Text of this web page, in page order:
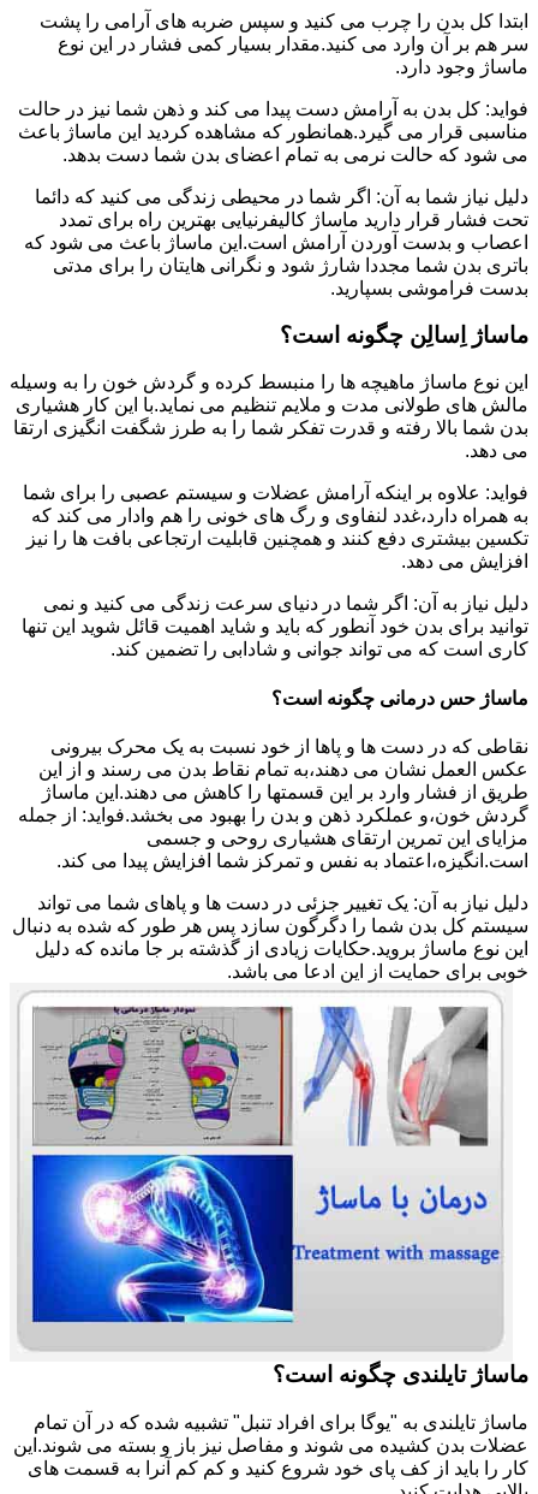
ابتدا کل بدن را چرب می کنید و سپس ضربه های آرامی را پشت
سر هم بر آن وارد می کنید.مقدار بسیار کمی فشار در این نوع
ماساژ وجود دارد.
فواید: کل بدن به آرامش دست پیدا می کند و ذهن شما نیز در حالت
مناسبی قرار می گیرد.همانطور که مشاهده کردید این ماساژ باعث
می شود که حالت نرمی به تمام اعضای بدن شما دست بدهد.
دلیل نیاز شما به آن: اگر شما در محیطی زندگی می کنید که دائما
تحت فشار قرار دارید ماساژ کالیفرنیایی بهترین راه برای تمدد
اعصاب و بدست آوردن آرامش است.این ماساژ باعث می شود که
باتری بدن شما مجددا شارژ شود و نگرانی هایتان را برای مدتی
بدست فراموشی بسپارید.
ماساژ اِسالِن چگونه است؟
این نوع ماساژ ماهیچه ها را منبسط کرده و گردش خون را به وسیله
مالش های طولانی مدت و ملایم تنظیم می نماید.با این کار هشیاری
بدن شما بالا رفته و قدرت تفکر شما را به طرز شگفت انگیزی ارتقا
می دهد.
فواید: علاوه بر اینکه آرامش عضلات و سیستم عصبی را برای شما
به همراه دارد،غدد لنفاوی و رگ های خونی را هم وادار می کند که
تکسین بیشتری دفع کنند و همچنین قابلیت ارتجاعی بافت ها را نیز
افزایش می دهد.
دلیل نیاز به آن: اگر شما در دنیای سرعت زندگی می کنید و نمی
توانید برای بدن خود آنطور که باید و شاید اهمیت قائل شوید این تنها
کاری است که می تواند جوانی و شادابی را تضمین کند.
ماساژ حس درمانی چگونه است؟
نقاطی که در دست ها و پاها از خود نسبت به یک محرک بیرونی
عکس العمل نشان می دهند،به تمام نقاط بدن می رسند و از این
طریق از فشار وارد بر این قسمتها را کاهش می دهند.این ماساژ
گردش خون،و عملکرد ذهن و بدن را بهبود می بخشد.فواید: از جمله
مزایای این تمرین ارتقای هشیاری روحی و جسمی
است.انگیزه،اعتماد به نفس و تمرکز شما افزایش پیدا می کند.
دلیل نیاز به آن: یک تغییر جزئی در دست ها و پاهای شما می تواند
سیستم کل بدن شما را دگرگون سازد پس هر طور که شده به دنبال
این نوع ماساژ بروید.حکایات زیادی از گذشته بر جا مانده که دلیل
خوبی برای حمایت از این ادعا می باشد.
ماساژ تایلندی چگونه است؟
ماساژ تایلندی به "یوگا برای افراد تنبل" تشبیه شده که در آن تمام
عضلات بدن کشیده می شوند و مفاصل نیز باز و بسته می شوند.این
کار را باید از کف پای خود شروع کنید و کم کم آنرا به قسمت های